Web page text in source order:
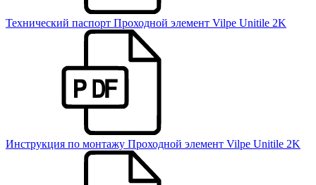
Технический паспорт Проходной элемент Vilpe Unitile 2K
Инструкция по монтажу Проходной элемент Vilpe Unitile 2K